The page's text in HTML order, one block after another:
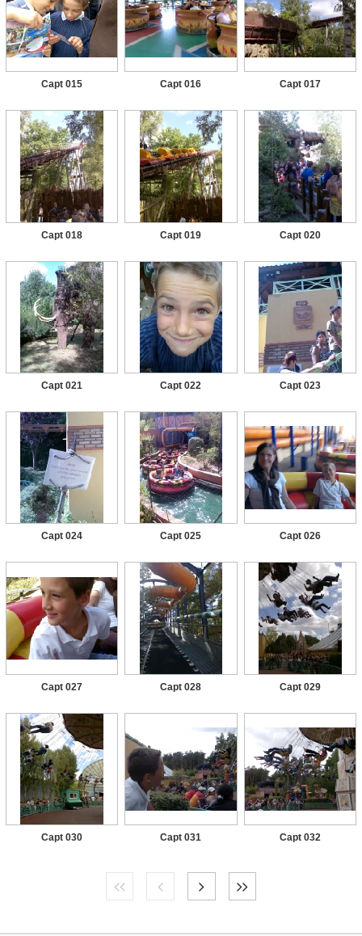
Capt 015 Capt 016 Capt 017
Capt 018 Capt 019 Capt 020
Capt 021 Capt 022 Capt 023
Capt 024 Capt 025 Capt 026
Capt 027 Capt 028 Capt 029
Capt 030 Capt 031 Capt 032